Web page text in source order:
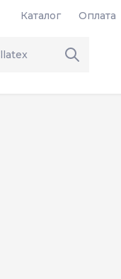
Каталог Оплата